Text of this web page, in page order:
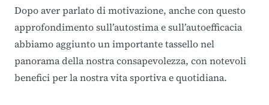
Dopo aver parlato dimotivazione, anche con questo
approfondimento sull’autostima e sull’autoefficacia
abbiamo aggiunto un importante tassello nel
panorama della nostra consapevolezza, con notevoli
benefici per la nostra vita sportiva e quotidiana.